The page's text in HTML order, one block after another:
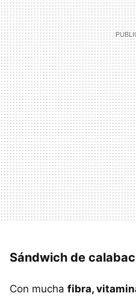
Sándwich de
Con mucha fibra,